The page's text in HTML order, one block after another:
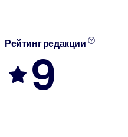
Рейтинг редакции
9